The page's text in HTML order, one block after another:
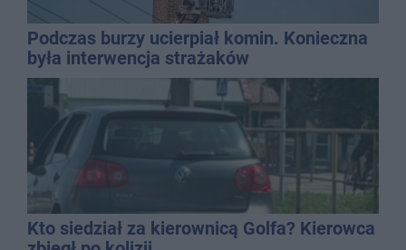
Podczas burzy ucierpiał komin. Konieczna
była interwencja strażaków
Kto siedział za kierownicą Golfa? Kierowca